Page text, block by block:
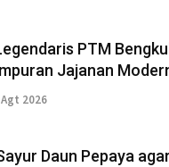
PTM
Jajanan
2026
Daun Pepaya